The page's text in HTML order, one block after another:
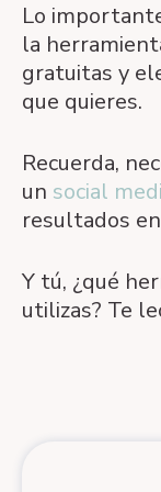
Lo
la
gratuitas y
que quieres.
Recuerda,
un social
resultados
Y tú, ¿qué
utilizas? Te